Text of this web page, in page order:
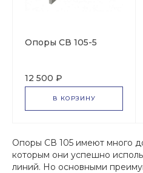
Опоры СВ 105-5
12 500 ₽
В КОРЗИНУ
Опоры СВ 105 имеют много
которым они успешно
линий. Но основными